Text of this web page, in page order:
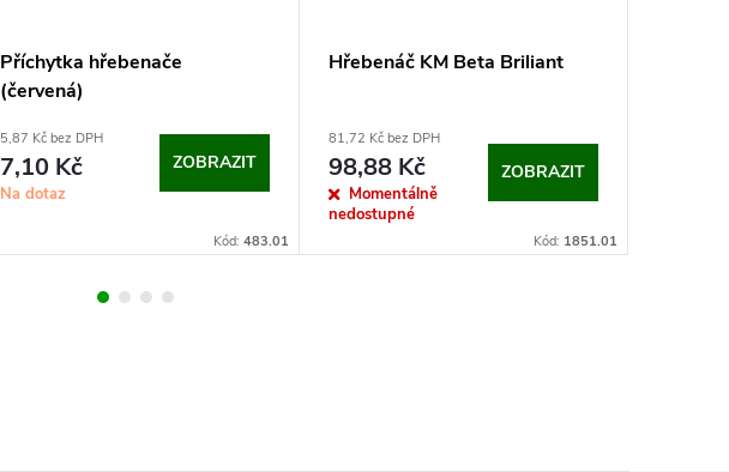
Příchytka hřebenače
(červená)
5,87 Kč bez DPH
7,10 Kč
Na dotaz
ZOBRAZIT
Kód: 483.01
Hřebenáč KM Beta Briliant
81,72 Kč bez DPH
98,88 Kč
Momentálně
nedostupné
ZOBRAZIT
Kód: 1851.01